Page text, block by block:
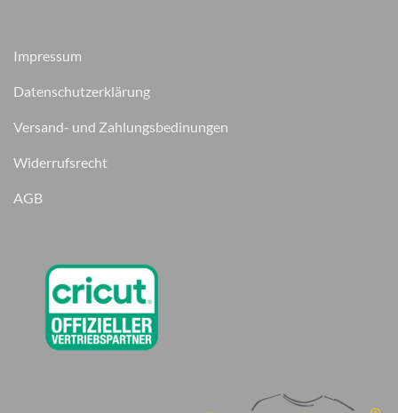
Impressum
Datenschutzerklärung
Versand- und Zahlungsbedinungen
Widerrufsrecht
AGB